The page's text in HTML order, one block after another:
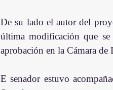
De su lado el autor del
última modificación que
aprobación en la Cámara de
E senador estuvo